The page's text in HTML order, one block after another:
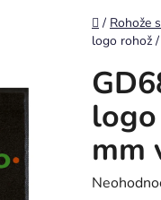
Domů
/ Rohože
logo rohož
mm
Průměrné